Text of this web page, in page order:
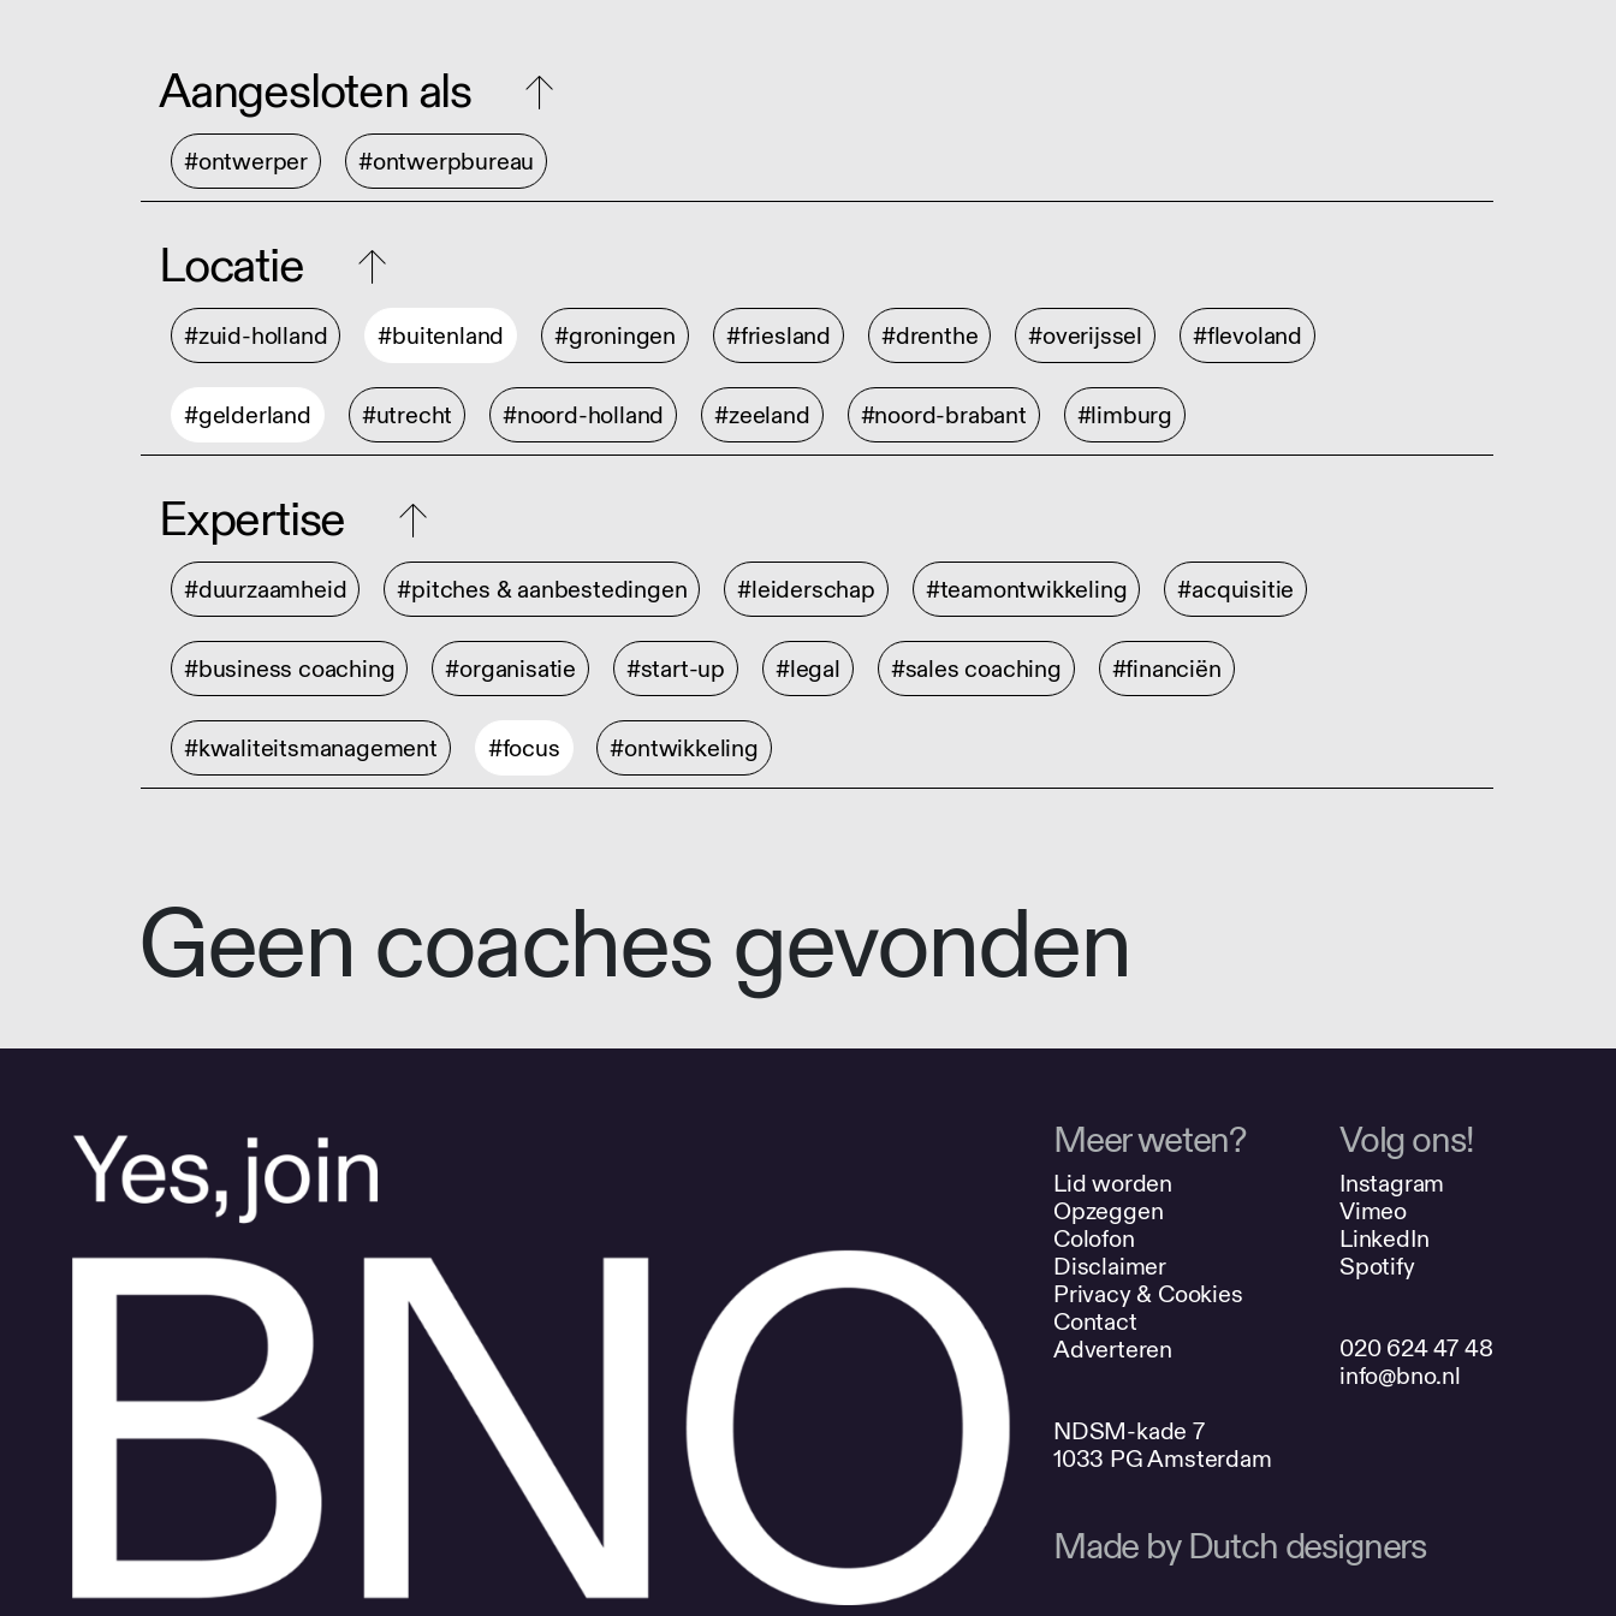
Aangesloten als
#ontwerper #ontwerpbureau
Locatie
#zuid-holland #buitenland #groningen #friesland #drenthe #overijssel #flevoland
#gelderland #utrecht #noord-holland #zeeland #noord-brabant #limburg
Expertise
#duurzaamheid #pitches & aanbestedingen #leiderschap #teamontwikkeling #acquisitie
#business coaching #organisatie #start-up #legal #sales coaching #financiën
#kwaliteitsmanagement #focus #ontwikkeling
Geen coaches gevonden
Meer weten?
Lid worden
Opzeggen
Colofon
Disclaimer
Privacy & Cookies
Contact
Adverteren
NDSM-kade 7
1033 PG Amsterdam
Volg ons!
Instagram
Vimeo
LinkedIn
Spotify
020 624 47 48
info@bno.nl
Made by Dutch designers